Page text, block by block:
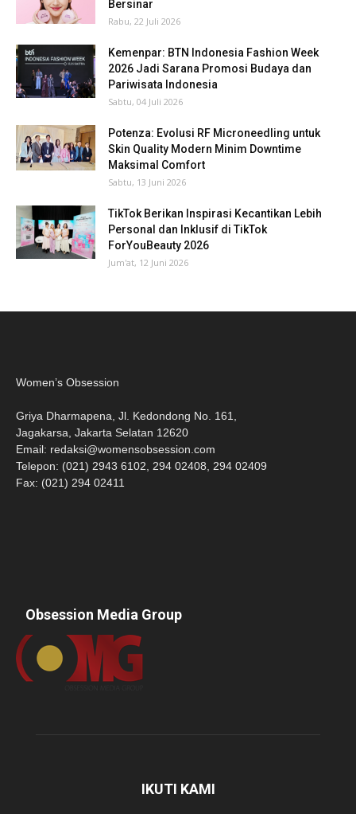
Bersinar
Rabu, 22 Juli 2026
Kemenpar: BTN Indonesia Fashion Week
2026 Jadi Sarana Promosi Budaya dan
Pariwisata Indonesia
Sabtu, 04 Juli 2026
Potenza: Evolusi RF Microneedling untuk
Skin Quality Modern Minim Downtime
Maksimal Comfort
Sabtu, 13 Juni 2026
TikTok Berikan Inspirasi Kecantikan Lebih
Personal dan Inklusif di TikTok
ForYouBeauty 2026
Jum'at, 12 Juni 2026
Women’s Obsession
Griya Dharmapena, Jl. Kedondong No. 161,
Jagakarsa, Jakarta Selatan 12620
Email: redaksi@womensobsession.com
Telepon: (021) 2943 6102, 294 02408, 294 02409
Fax: (021) 294 02411
Obsession Media Group
IKUTI KAMI